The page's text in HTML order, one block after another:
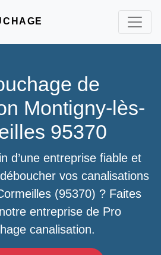
de
Montigny-lès-
95370
d’une entreprise fiable et
vos canalisations
(95370) ? Faites
entreprise de Pro
canalisation.